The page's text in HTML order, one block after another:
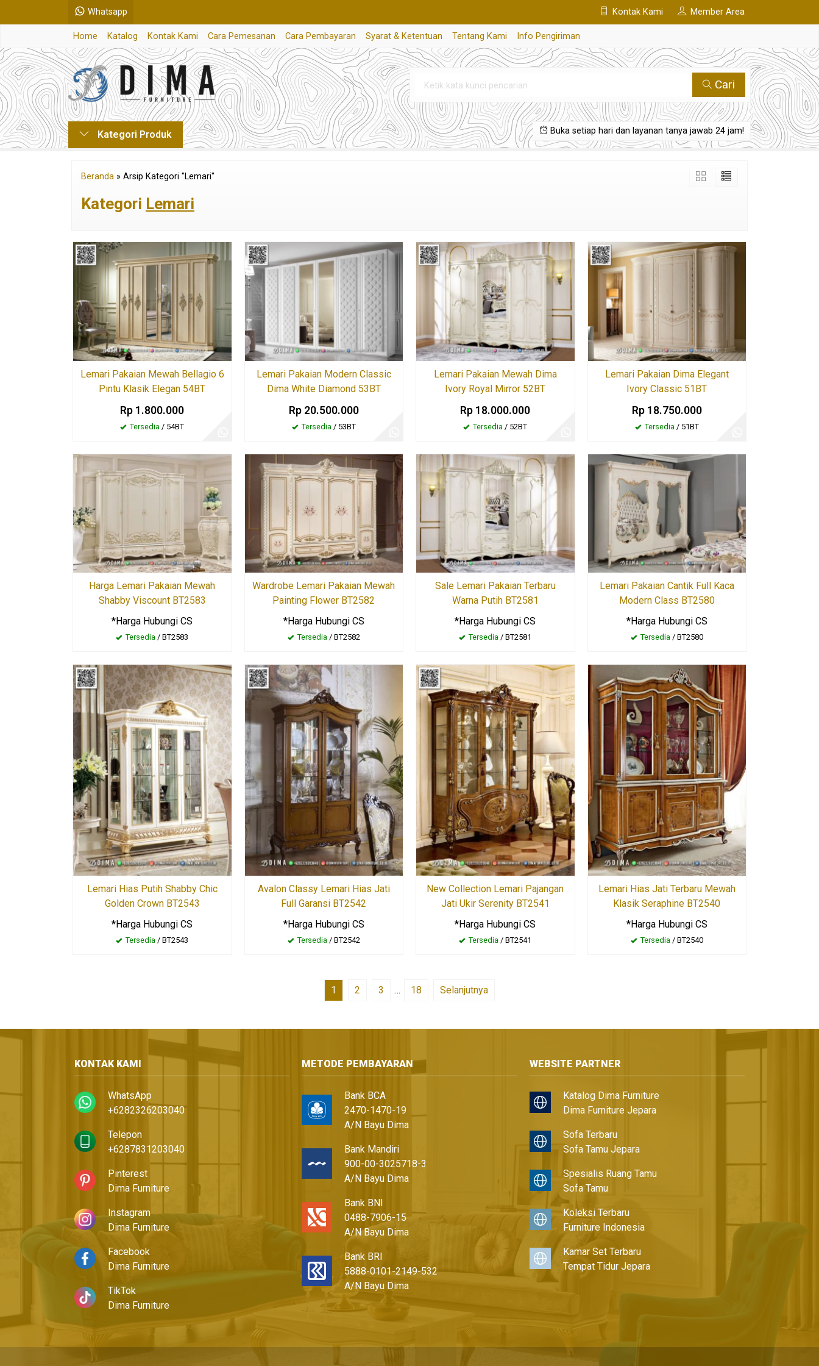
Whatsapp Kontak Kami Member Area
Home Katalog Kontak Kami Cara Pemesanan Cara Pembayaran Syarat & Ketentuan Tentang Kami Info Pengiriman
Cari
Kategori Produk Buka setiap hari dan layanan tanya jawab 24 jam!
Beranda » Arsip Kategori "Lemari"
Kategori Lemari
Lemari Pakaian Mewah Bellagio 6
Pintu Klasik Elegan 54BT
Rp 1.800.000
Tersedia / 54BT
Lemari Pakaian Modern Classic
Dima White Diamond 53BT
Rp 20.500.000
Tersedia / 53BT
Lemari Pakaian Mewah Dima
Ivory Royal Mirror 52BT
Rp 18.000.000
Tersedia / 52BT
Lemari Pakaian Dima Elegant
Ivory Classic 51BT
Rp 18.750.000
Tersedia / 51BT
Harga Lemari Pakaian Mewah
Shabby Viscount BT2583
*Harga Hubungi CS
Tersedia / BT2583
Wardrobe Lemari Pakaian Mewah
Painting Flower BT2582
*Harga Hubungi CS
Tersedia/ BT2582
Sale Lemari Pakaian Terbaru
Warna Putih BT2581
*Harga Hubungi CS
Tersedia / BT2581
Lemari Pakaian Cantik Full Kaca
Modern Class BT2580
*Harga Hubungi CS
Tersedia/ BT2580
Lemari Hias Putih Shabby Chic
Golden Crown BT2543
*Harga Hubungi CS
Tersedia / BT2543
Avalon Classy Lemari Hias Jati
Full Garansi BT2542
*Harga Hubungi CS
Tersedia/ BT2542
New Collection Lemari Pajangan
Jati Ukir Serenity BT2541
*Harga Hubungi CS
Tersedia / BT2541
Lemari Hias Jati Terbaru Mewah
Klasik Seraphine BT2540
*Harga Hubungi CS
Tersedia/ BT2540
1 2 3 … 18 Selanjutnya
KONTAK KAMI
WhatsApp
+6282326203040
Telepon
+6287831203040
Pinterest
Dima Furniture
Instagram
Dima Furniture
Facebook
Dima Furniture
TikTok
Dima Furniture
METODE PEMBAYARAN
Bank BCA
2470-1470-19
A/N Bayu Dima
Bank Mandiri
900-00-3025718-3
A/N Bayu Dima
Bank BNI
0488-7906-15
A/N Bayu Dima
Bank BRI
5888-0101-2149-532
A/N Bayu Dima
WEBSITE PARTNER
Katalog Dima Furniture
Dima Furniture Jepara
Sofa Terbaru
Sofa Tamu Jepara
Spesialis Ruang Tamu
Sofa Tamu
Koleksi Terbaru
Furniture Indonesia
Kamar Set Terbaru
Tempat Tidur Jepara